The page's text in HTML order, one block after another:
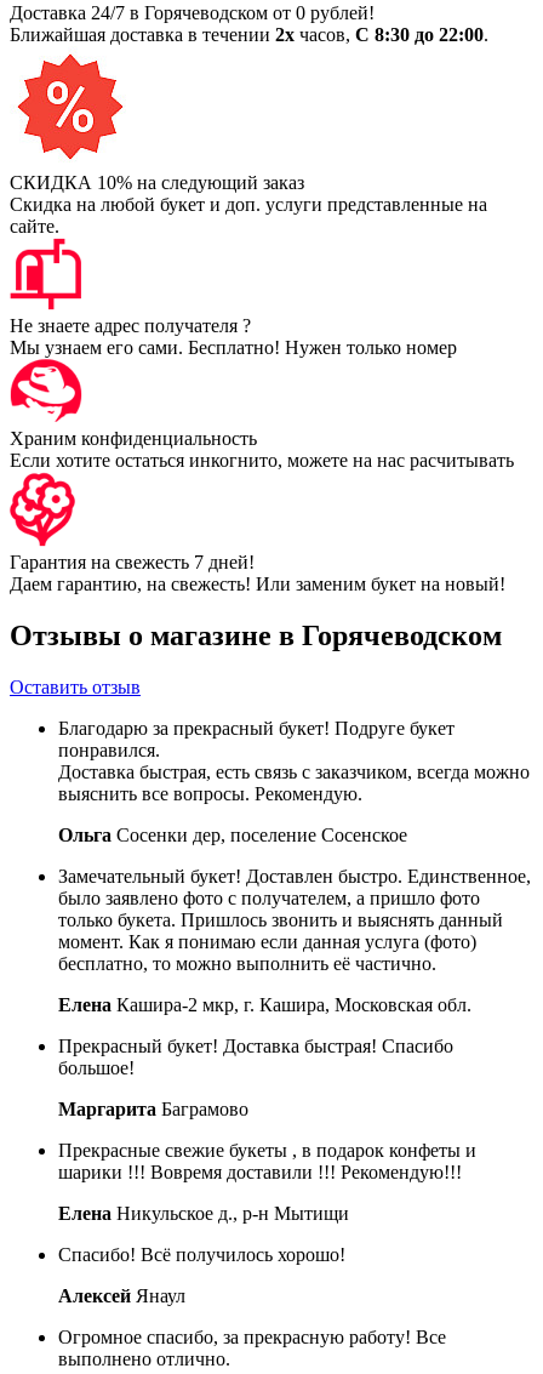
Доставка 24/7 в Горячеводском от 0 рублей!
Ближайшая доставка в течении 2х часов, С 8:30 до 22:00.
СКИДКА 10% на следующий заказ
Скидка на любой букет и доп. услуги представленные на
сайте.
Не знаете адрес получателя ?
Мы узнаем его сами. Бесплатно! Нужен только номер
Храним конфиденциальность
Если хотите остаться инкогнито, можете на нас расчитывать
Гарантия на свежесть 7 дней!
Даем гарантию, на свежесть! Или заменим букет на новый!
Отзывы о магазине в Горячеводском
Оставить отзыв
Благодарю за прекрасный букет! Подруге букет
понравился.
Доставка быстрая, есть связь с заказчиком, всегда можно
выяснить все вопросы. Рекомендую.
Ольга Сосенки дер, поселение Сосенское
Замечательный букет! Доставлен быстро. Единственное,
было заявлено фото с получателем, а пришло фото
только букета. Пришлось звонить и выяснять данный
момент. Как я понимаю если данная услуга (фото)
бесплатно, то можно выполнить её частично.
Елена Кашира-2 мкр, г. Кашира, Московская обл.
Прекрасный букет! Доставка быстрая! Спасибо
большое!
Маргарита Баграмово
Прекрасные свежие букеты , в подарок конфеты и
шарики !!! Вовремя доставили !!! Рекомендую!!!
Елена Никульское д., р-н Мытищи
Спасибо! Всё получилось хорошо!
Алексей Янаул
Огромное спасибо, за прекрасную работу! Все
выполнено отлично.